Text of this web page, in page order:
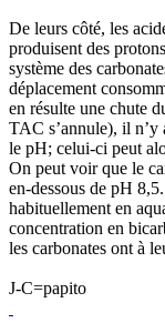
De leurs côté, les
produisent des
système des
déplacement
en résulte une chute
TAC s’annule), il n’y
le pH; celui-ci peut
On peut voir que le
en-dessous de pH
habituellement en
concentration en
les carbonates ont à
J-C=papito